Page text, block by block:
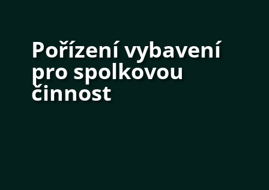
Pořízení vybavení
pro spolkovou
činnost